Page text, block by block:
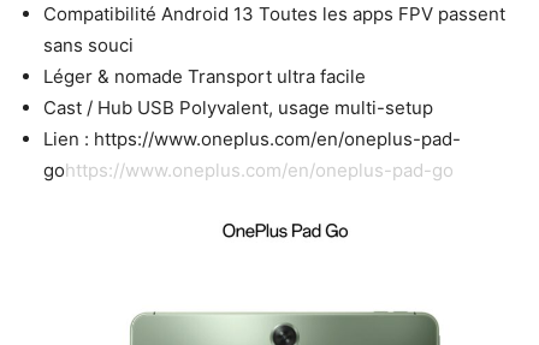
Compatibilité Android 13 Toutes les apps FPV passent
sans souci
Léger & nomade Transport ultra facile
Cast / Hub USB Polyvalent, usage multi-setup
Lien : https://www.oneplus.com/en/oneplus-pad-
gohttps://www.oneplus.com/en/oneplus-pad-go